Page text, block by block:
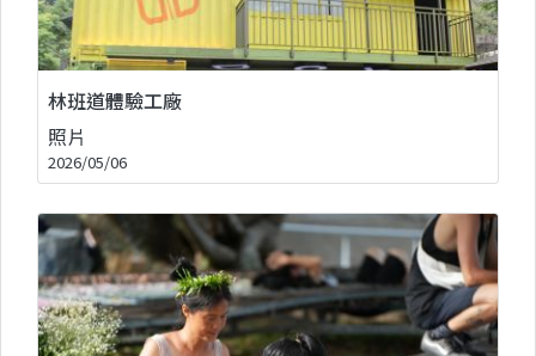
林班道體驗工廠
照片
2026/05/06